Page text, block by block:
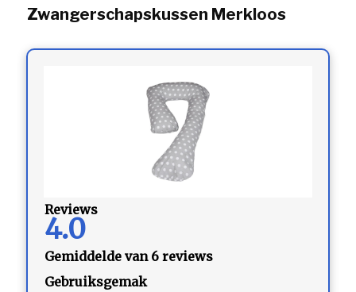
Zwangerschapskussen Merkloos
Reviews
4.0
Gemiddelde van 6 reviews
Gebruiksgemak